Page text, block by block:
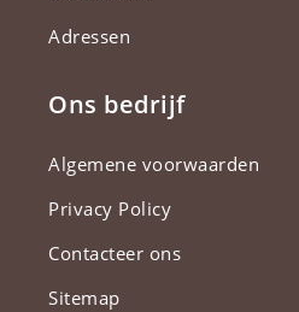
Adressen
Ons bedrijf
Algemene voorwaarden
Privacy Policy
Contacteer ons
Sitemap